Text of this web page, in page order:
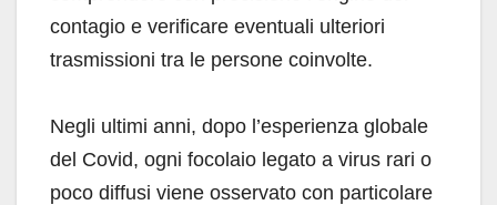
contagio e verificare eventuali ulteriori
trasmissioni tra le persone coinvolte.
Negli ultimi anni, dopo l’esperienza globale
del Covid, ogni focolaio legato a virus rari o
poco diffusi viene osservato con particolare